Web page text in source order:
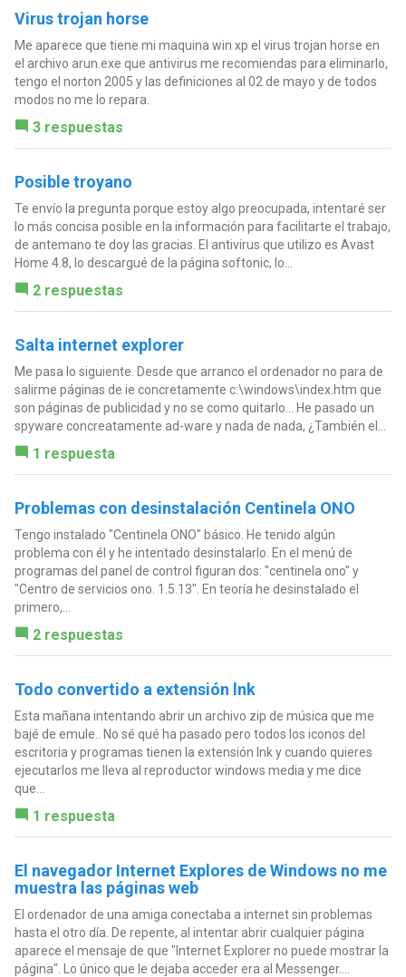
Virus trojan horse
Me aparece que tiene mi maquina win xp el virus trojan horse en
el archivo arun.exe que antivirus me recomiendas para eliminarlo,
tengo el norton 2005 y las definiciones al 02 de mayo y de todos
modos no me lo repara.
3 respuestas
Posible troyano
Te envío la pregunta porque estoy algo preocupada, intentaré ser
lo más concisa posible en la información para facilitarte el trabajo,
de antemano te doy las gracias. El antivirus que utilizo es Avast
Home 4.8, lo descargué de la página softonic, lo...
2 respuestas
Salta internet explorer
Me pasa lo siguiente. Desde que arranco el ordenador no para de
salirme páginas de ie concretamente c:\windows\index.htm que
son páginas de publicidad y no se como quitarlo... He pasado un
spyware concreatamente ad-ware y nada de nada, ¿También el...
1 respuesta
Problemas con desinstalación Centinela ONO
Tengo instalado "Centinela ONO" básico. He tenido algún
problema con él y he intentado desinstalarlo. En el menú de
programas del panel de control figuran dos: "centinela ono" y
"Centro de servicios ono. 1.5.13". En teoría he desinstalado el
primero,...
2 respuestas
Todo convertido a extensión lnk
Esta mañana intentando abrir un archivo zip de música que me
bajé de emule.. No sé qué ha pasado pero todos los iconos del
escritoria y programas tienen la extensión lnk y cuando quieres
ejecutarlos me lleva al reproductor windows media y me dice
que...
1 respuesta
El navegador Internet Explores de Windows no me
muestra las páginas web
El ordenador de una amiga conectaba a internet sin problemas
hasta el otro día. De repente, al intentar abrir cualquier página
aparece el mensaje de que "Internet Explorer no puede mostrar la
página". Lo único que le dejaba acceder era al Messenger....